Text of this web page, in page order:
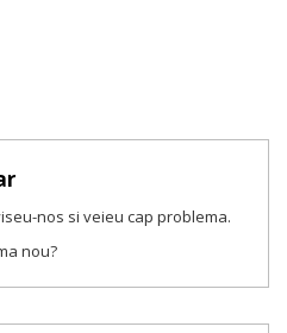
nos si veieu cap problema.
nou?